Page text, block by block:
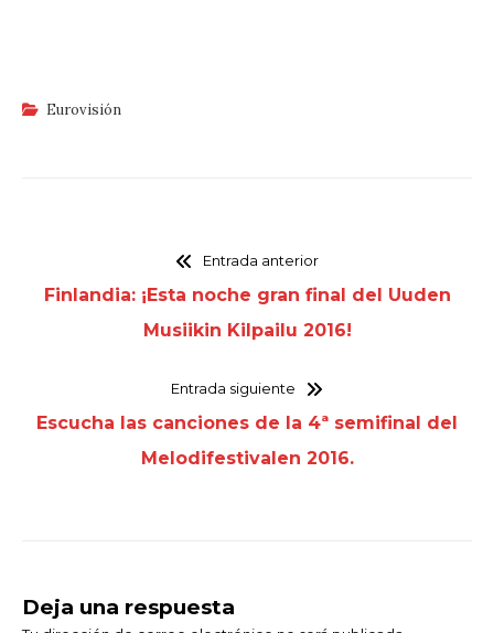
Eurovisión
Entrada anterior
Finlandia: ¡Esta noche gran final del Uuden
Musiikin Kilpailu 2016!
Entrada siguiente
Escucha las canciones de la 4ª semifinal del
Melodifestivalen 2016.
Deja una respuesta